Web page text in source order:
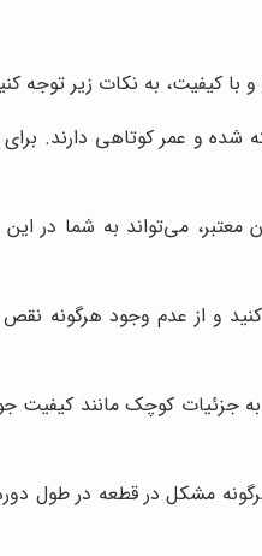
کیفیت، به نکات زیر توجه
و عمر کوتاهی دارند. برای
می‌تواند به شما در
و از عدم وجود هرگونه
جزئیات کوچک مانند کیفیت
مشکل در قطعه در طول دوره